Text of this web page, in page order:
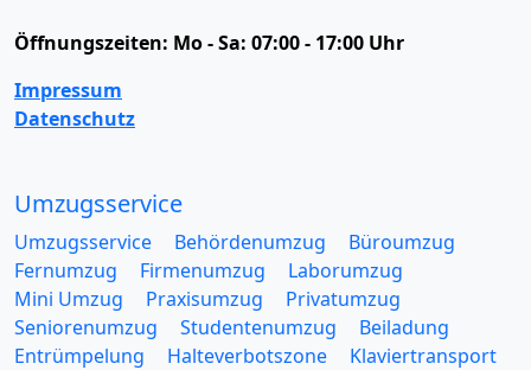
Öffnungszeiten: Mo - Sa: 07:00 - 17:00 Uhr
Impressum
Datenschutz
Umzugsservice
Umzugsservice Behördenumzug
Büroumzug
Fernumzug
Firmenumzug
Laborumzug
Mini Umzug
Praxisumzug
Privatumzug
Seniorenumzug
Studentenumzug
Beiladung
Entrümpelung
Halteverbotszone
Klaviertransport